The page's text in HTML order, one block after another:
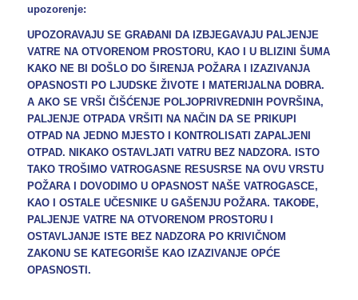
upozorenje:
UPOZORAVAJU SE GRAĐANI DA IZBJEGAVAJU PALJENJE
VATRE NA OTVORENOM PROSTORU, KAO I U BLIZINI ŠUMA
KAKO NE BI DOŠLO DO ŠIRENJA POŽARA I IZAZIVANJA
OPASNOSTI PO LJUDSKE ŽIVOTE I MATERIJALNA DOBRA.
A AKO SE VRŠI ČIŠĆENJE POLJOPRIVREDNIH POVRŠINA,
PALJENJE OTPADA VRŠITI NA NAČIN DA SE PRIKUPI
OTPAD NA JEDNO MJESTO I KONTROLISATI ZAPALJENI
OTPAD. NIKAKO OSTAVLJATI VATRU BEZ NADZORA. ISTO
TAKO TROŠIMO VATROGASNE RESUSRSE NA OVU VRSTU
POŽARA I DOVODIMO U OPASNOST NAŠE VATROGASCE,
KAO I OSTALE UČESNIKE U GAŠENJU POŽARA. TAKOĐE,
PALJENJE VATRE NA OTVORENOM PROSTORU I
OSTAVLJANJE ISTE BEZ NADZORA PO KRIVIČNOM
ZAKONU SE KATEGORIŠE KAO IZAZIVANJE OPĆE
OPASNOSTI.